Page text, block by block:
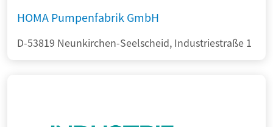
HOMA Pumpenfabrik GmbH
D-53819 Neunkirchen-Seelscheid, Industriestraße 1